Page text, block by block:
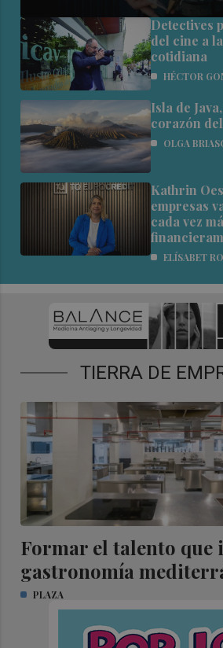
Detectives
del cine a
cotidiana
HÉCTOR
Isla de
corazón
OLGA
Kathrin
empresas
cada vez
ELÍSABET
TIERRA DE
Formar el talento que
gastronomía
PLAZA